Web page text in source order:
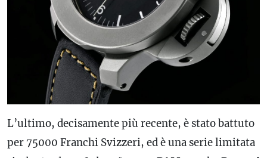
L’ultimo, decisamente più recente, è stato battuto
per 75000 Franchi Svizzeri, ed è una serie limitata